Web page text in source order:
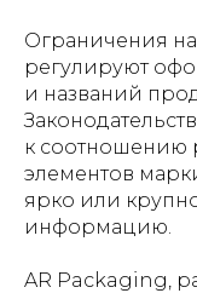
Ограничения
регулируют
и названий
к соотношению
элементов
ярко или
информацию.
AR Packaging,